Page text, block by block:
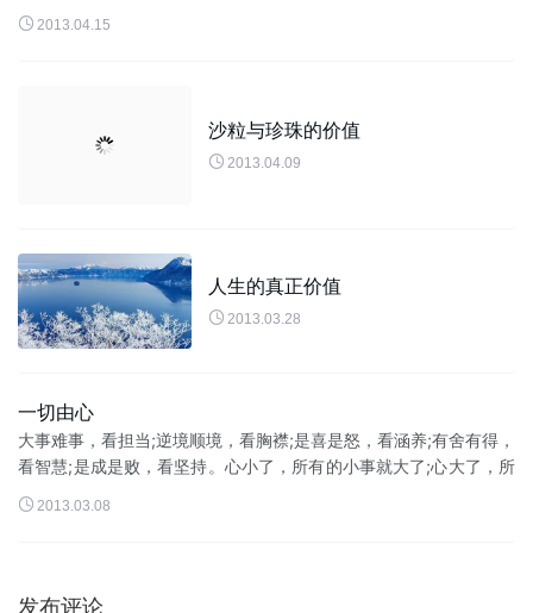
盏明灯!这一天，佛陀亲自巡视着弟子的房间，看见一位比丘躺在床
上。于是问道：「你的身体...
 2013.04.15
沙粒与珍珠的价值
 2013.04.09
人生的真正价值
 2013.03.28
一切由心
大事难事，看担当;逆境顺境，看胸襟;是喜是怒，看涵养;有舍有得，
看智慧;是成是败，看坚持。心小了，所有的小事就大了;心大了，所
有的大事都小了;看淡世事沧桑，内心安然无恙。大其心，容天下之
物，虚其心，爱...
 2013.03.08
发布评论